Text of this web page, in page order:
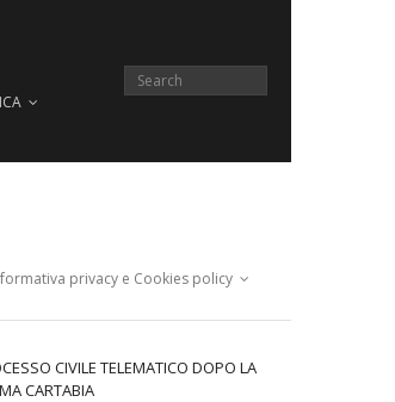
privacy e Cookies policy
CIVILE TELEMATICO DOPO LA
CARTABIA